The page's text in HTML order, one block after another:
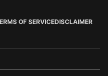
OF SERVICEDISCLAIMER